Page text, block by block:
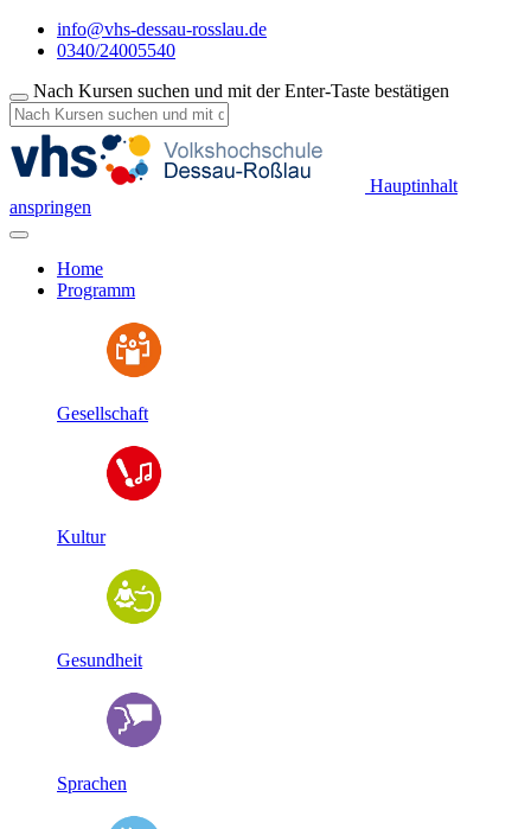
info@vhs-dessau-rosslau.de
0340/24005540
Nach Kursen suchen und mit der Enter-Taste bestätigen
Hauptinhalt
anspringen
Home
Programm
Gesellschaft
Kultur
Gesundheit
Sprachen